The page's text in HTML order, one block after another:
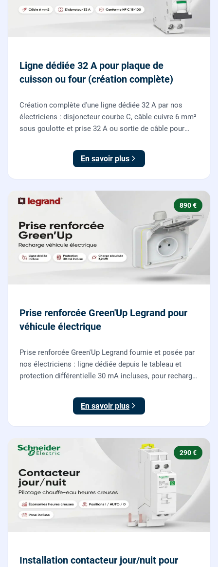
Ligne dédiée 32 A pour plaque de
cuisson ou four (création complète)
Création complète d'une ligne dédiée 32 A par nos
électriciens : disjoncteur courbe C, câble cuivre 6 mm²
sous goulotte et prise 32 A ou sortie de câble pour
En savoir plus
890 €
Prise renforcée Green'Up Legrand pour
véhicule électrique
Prise renforcée Green'Up Legrand fournie et posée par
nos électriciens : ligne dédiée depuis le tableau et
protection différentielle 30 mA incluses, pour recharger
En savoir plus
290 €
Installation contacteur jour/nuit pour